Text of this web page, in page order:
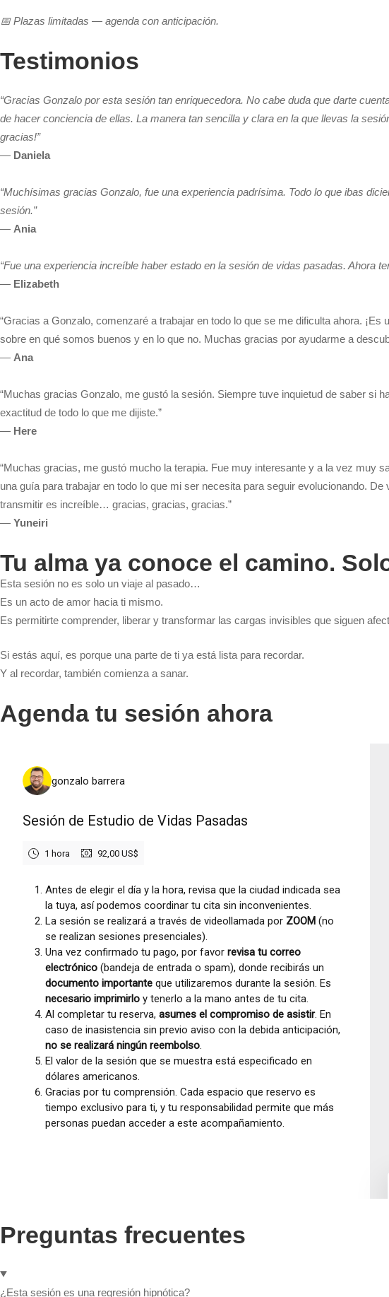
📅 Plazas limitadas — agenda con anticipación.
Testimonios
“Gracias Gonzalo por esta sesión tan enriquecedora. No cabe duda que darte
de hacer conciencia de ellas. La manera tan sencilla y clara en la que llevas la
gracias!”
— Daniela
“Muchísimas gracias Gonzalo, fue una experiencia padrísima. Todo lo que ibas
sesión.”
— Ania
“Fue una experiencia increíble haber estado en la sesión de vidas pasadas. Ahora
— Elizabeth
“Gracias a Gonzalo, comenzaré a trabajar en todo lo que se me dificulta ahora.
sobre en qué somos buenos y en lo que no. Muchas gracias por ayudarme a
— Ana
“Muchas gracias Gonzalo, me gustó la sesión. Siempre tuve inquietud de saber si
exactitud de todo lo que me dijiste.”
— Here
“Muchas gracias, me gustó mucho la terapia. Fue muy interesante y a la vez muy
una guía para trabajar en todo lo que mi ser necesita para seguir evolucionando.
transmitir es increíble… gracias, gracias, gracias.”
— Yuneiri
Tu alma ya conoce el camino.
Esta sesión no es solo un viaje al pasado…
Es un acto de amor hacia ti mismo.
Es permitirte comprender, liberar y transformar las cargas invisibles que siguen
Si estás aquí, es porque una parte de ti ya está lista para recordar.
Y al recordar, también comienza a sanar.
Agenda tu sesión ahora
Preguntas frecuentes
¿Esta sesión es una regresión hipnótica?